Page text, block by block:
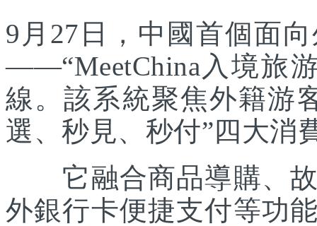
9月27日，中國首個面
——“MeetChina入境旅
線。該系統聚焦外籍游
選、秒見、秒付”四大消
它融合商品導購、故
外銀行卡便捷支付等功